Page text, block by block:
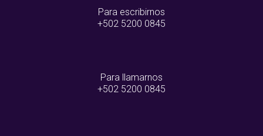
Para escribirnos
+502 5200 0845
Para llamarnos
+502 5200 0845